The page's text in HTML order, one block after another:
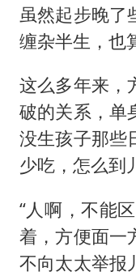
虽然起步晚了
缠杂半生，也
这么多年来，
破的关系，单
没生孩子那些
少吃，怎么到
“人啊，不能
着，方便面一
不向太太举报